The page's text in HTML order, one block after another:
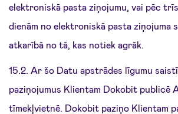
elektroniskā pasta ziņojumu, vai pēc
dienām no elektroniskā pasta ziņojuma
atkarībā no tā, kas notiek agrāk.
15.2. Ar šo Datu apstrādes līgumu
paziņojumus Klientam Dokobit publicē
tīmekļvietnē. Dokobit paziņo Klientam